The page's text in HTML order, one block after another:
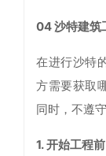
04 沙特建筑
在进行沙特
方需要获取
同时，不遵
1. 开始工程前